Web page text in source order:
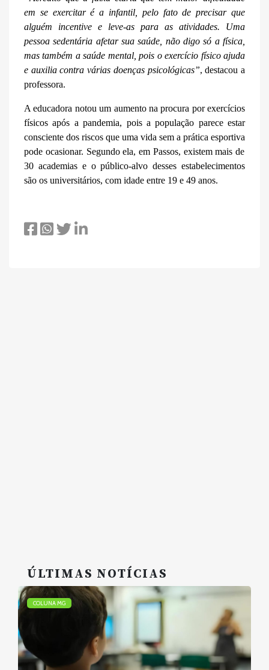
em se exercitar é a infantil, pelo fato de precisar que
alguém incentive e leve-as para as atividades. Uma
pessoa sedentária afetar sua saúde, não digo só a física,
mas também a saúde mental, pois o exercício físico ajuda
e auxilia contra várias doenças psicológicas”, destacou a
professora.
A educadora notou um aumento na procura porexercícios
físicos após a pandemia, pois a população parece estar
consciente dos riscos que uma vida sem a prática esportiva
pode ocasionar. Segundo ela, em Passos, existem mais de
30 academias e o público-alvo desses estabelecimentos
são os universitários, com idade entre 19 e 49 anos.
ÚLTIMAS NOTÍCIAS
COLUNA MG